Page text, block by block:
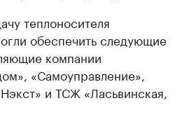
теплоносителя
обеспечить следующие
компании
«Самоуправление»,
и ТСЖ «Ласьвинская,